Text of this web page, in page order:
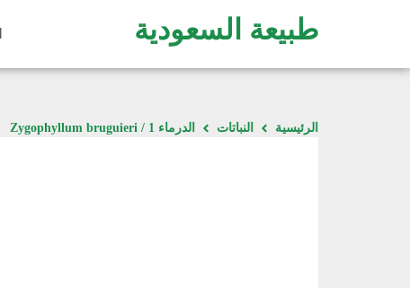
طبيعة السعودية
الرئيسية النباتات الدرماء 1 / Zygophyllum bruguieri